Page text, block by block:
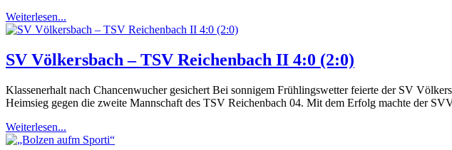
Weiterlesen...
SV Völkersbach – TSV Reichenbach II 4:0 (2:0)
Klassenerhalt nach Chancenwucher gesichert Bei sonnigem Frühlingswetter feierte der SV
Heimsieg gegen die zweite Mannschaft des TSV Reichenbach 04. Mit dem Erfolg machte der
Weiterlesen...